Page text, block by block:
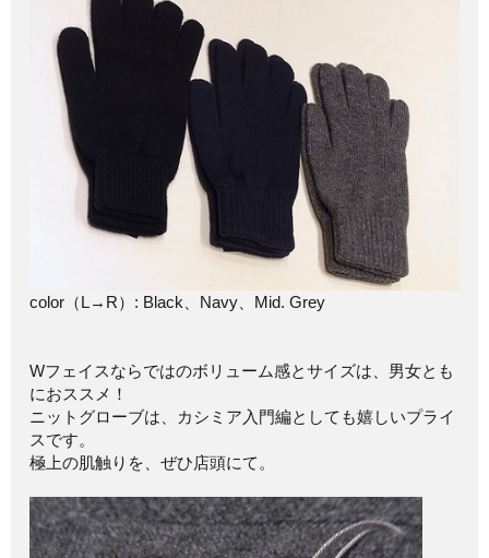
color（L→R）: Black、Navy、Mid. Grey
Wフェイスならではのボリューム感とサイズは、男女とも
におススメ！
ニットグローブは、カシミア入門編としても嬉しいプライ
スです。
極上の肌触りを、ぜひ店頭にて。